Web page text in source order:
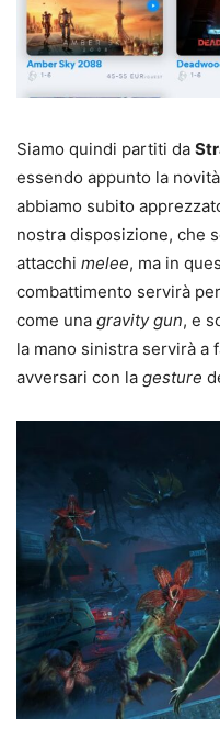
Siamo quindi partiti da
essendo appunto la
abbiamo subito
nostra disposizione, che
attacchi melee, ma in
combattimento servirà
come una gravity gun, e
la mano sinistra servirà a
avversari con la gesture